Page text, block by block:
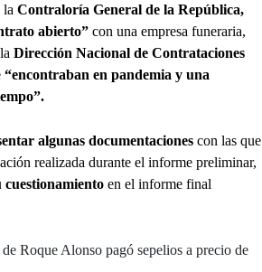
la Contraloría General de la República,
abierto” con una empresa funeraria,
Dirección Nacional de Contrataciones
“encontraban en pandemia y una
algunas documentaciones con las que
realizada durante el informe preliminar,
cuestionamiento en el informe final
Roque Alonso pagó sepelios a precio de